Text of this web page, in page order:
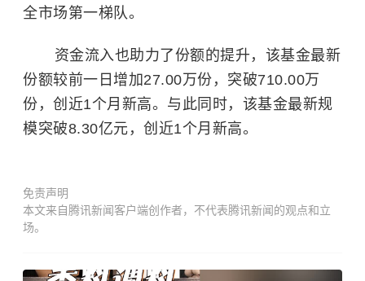
全市场第一梯队。
资金流入也助力了份额的提升，该基金最新
份额较前一日增加27.00万份，突破710.00万
份，创近1个月新高。与此同时，该基金最新规
模突破8.30亿元，创近1个月新高。
免责声明
本文来自腾讯新闻客户端创作者，不代表腾讯新闻的观点和立
场。